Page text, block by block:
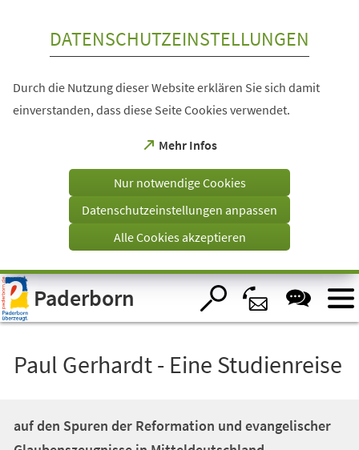
Visuelle
Assistenzsoftware
öffnen.
DATENSCHUTZEINSTELLUNGEN
Durch die Nutzung dieser Website erklären Sie sich damit
einverstanden, dass diese Seite Cookies verwendet.
Mehr Infos
(Öffnet
einem
Tab)
Nur notwendige Cookies
Datenschutzeinstellungen anpassen
Alle Cookies akzeptieren
Paderborn
Paul Gerhardt - Eine Studienreise
auf den Spuren der Reformation und evangelischer